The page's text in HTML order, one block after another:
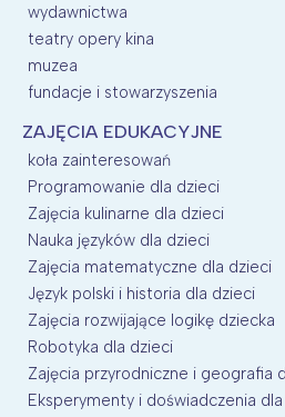
wydawnictwa
teatry opery kina
muzea
fundacje i stowarzyszenia
ZAJĘCIA EDUKACYJNE
koła zainteresowań
Programowanie dla dzieci
Zajęcia kulinarne dla dzieci
Nauka języków dla dzieci
Zajęcia matematyczne dla dzieci
Język polski i historia dla dzieci
Zajęcia rozwijające logikę dziecka
Robotyka dla dzieci
Zajęcia przyrodniczne i geografia
Eksperymenty i doświadczenia